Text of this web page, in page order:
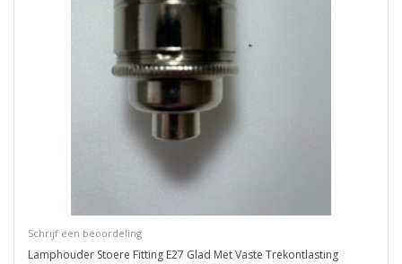
Schrijf een beoordeling
Lamphouder Stoere Fitting E27 Glad Met Vaste Trekontlasting